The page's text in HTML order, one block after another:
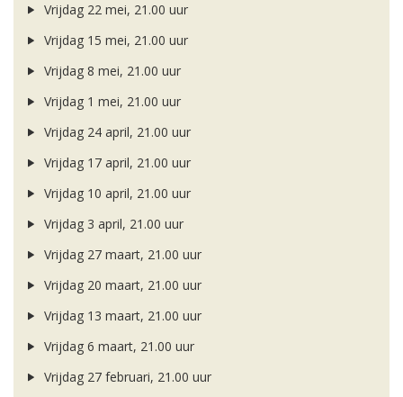
Vrijdag 22 mei, 21.00 uur
Vrijdag 15 mei, 21.00 uur
Vrijdag 8 mei, 21.00 uur
Vrijdag 1 mei, 21.00 uur
Vrijdag 24 april, 21.00 uur
Vrijdag 17 april, 21.00 uur
Vrijdag 10 april, 21.00 uur
Vrijdag 3 april, 21.00 uur
Vrijdag 27 maart, 21.00 uur
Vrijdag 20 maart, 21.00 uur
Vrijdag 13 maart, 21.00 uur
Vrijdag 6 maart, 21.00 uur
Vrijdag 27 februari, 21.00 uur